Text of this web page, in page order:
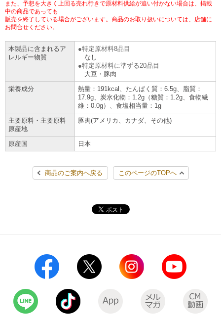
ファクス
チケット
行政サービス
保険
学び・教育
ご利用可能なお支払い方法
レジでApple Accountにチャージ
オンラインフォトサービス
コインランドリー（店舗限定）
宅配ロッカー（店舗限定）
自転車シェアリング（店舗限定）
モバイルバッテリーシェアリング（店舗限定）
モバイルWi-Fiバッテリーシェアリング（店舗限定）
荷物預かりサービス「ecbocloakエクボクローク」（店舗限定）
パウダースペース ラブン（店舗限定）
イープラス
セブンネットショッピング
沿革
国内店舗数
セブン‐イレブンの海外事業
データで見るセブン‐イレブン
セブン‐イレブンの「商品力」
セブン-イレブンの横顔
GREEN CHALLENGE 2050
4VISIONS
サステナビリティニュース
サステナビリティレポート
報告書ライブラリー
お問い合わせ
Language
English (Corporate)
English (Services)
한국어(서비스)
ภาษาไทย(บริการ)
また、予想を大きく上回る売れ行きで原材料供給が追い付かない場合は、掲載
中の商品であっても
販売を終了している場合がございます。商品のお取り扱いについては、店舗に
お問合せください。
本製品に含まれるア
レルギー物質
特定原材料8品目
なし
特定原材料に準ずる20品目
大豆・豚肉
栄養成分
熱量：191kcal、たんぱく質：6.5g、脂質：
17.9g、炭水化物：1.2g（糖質：1.2g、食物繊
維：0.0g）、食塩相当量：1g
主要原料・主要原料
原産地
豚肉(アメリカ、カナダ、その他)
原産国 日本
商品のご案内へ戻る このページのTOPへ